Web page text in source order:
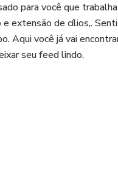
para você que
extensão de cílios,.
Aqui você já vai
seu feed lindo.